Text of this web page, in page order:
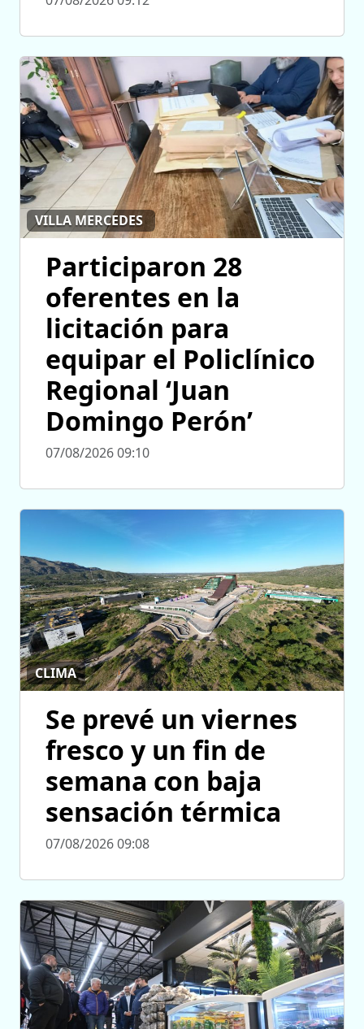
VILLA MERCEDES
Participaron 28
oferentes en la
licitación para
equipar el Policlínico
Regional ‘Juan
Domingo Perón’
07/08/2026 09:10
CLIMA
Se prevé un viernes
fresco y un fin de
semana con baja
sensación térmica
07/08/2026 09:08